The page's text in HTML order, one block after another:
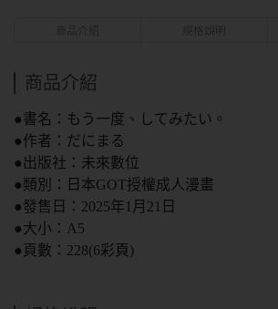
商品介紹
●書名：もう一度、してみたい。
●作者：だにまる
●出版社：未來數位
●類別：日本GOT授權成人漫畫
●發售日：2025年1月21日
●大小：A5
●頁數：228(6彩頁)